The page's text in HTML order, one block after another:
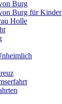
Burg
Burg für Kinder
Holle